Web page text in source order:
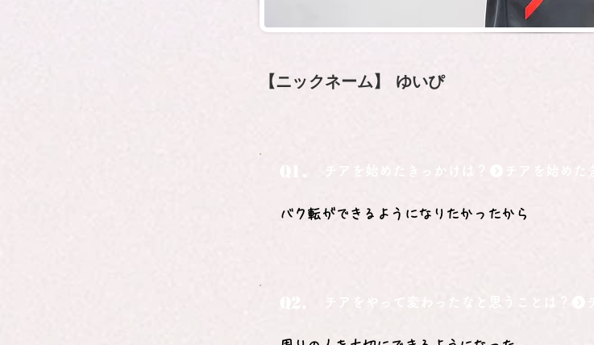
【ニックネーム】 ゆいぴ
Q1.
バク転ができるようになりたかったから
チアをやって変わったなと思うことは？